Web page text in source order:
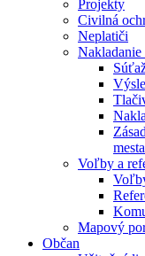
Projekty
Civilná
Neplatiči
Nakladanie
Voľby a
Mapový
Občan